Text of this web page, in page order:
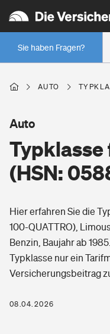
Sie haben Fragen?
Wer versichert was: Jetzt
Regionalklassen: So ist
Wer versichert was:
Arbeitsrechtsschutz
Zur Übersicht
Wohnen
Elementarversicherung
Freizeit
Pri­vate Haft­pflicht­
Gesundheit
Private
AUTO
Typklasse
(HSN:
Auto
Hier erfahren Sie die
100-QUATTRO),
Benzin, Baujahr ab
Typklasse nur ein
Versicherungsbeitrag
08.04.2026